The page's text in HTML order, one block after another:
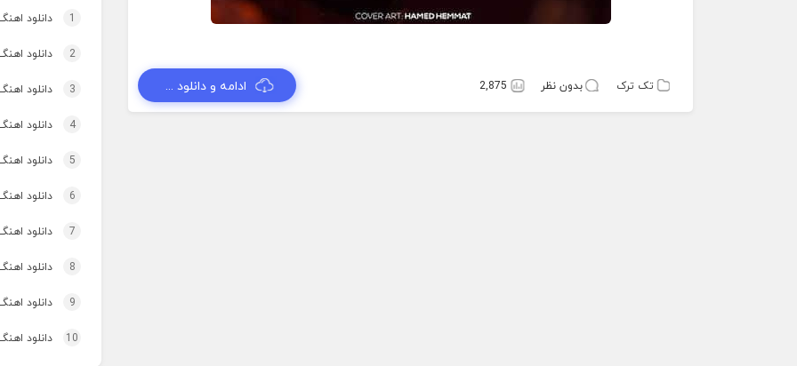
تک ترک بدون نظر 2,875 ادامه و دانلود ...
1 دانلود
2 دانلود
3 دانلود اهنگ برنو
4 دانلود
5 دانلود
6 دانلود
7 دانلود
8 دانلود
9 دانلود
10 دانلود